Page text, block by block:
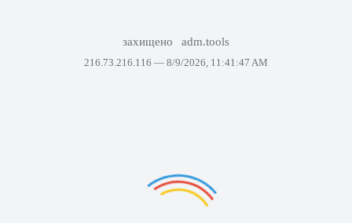
захищено adm.tools
216.73.216.116 — 8/9/2026, 11:41:47 AM